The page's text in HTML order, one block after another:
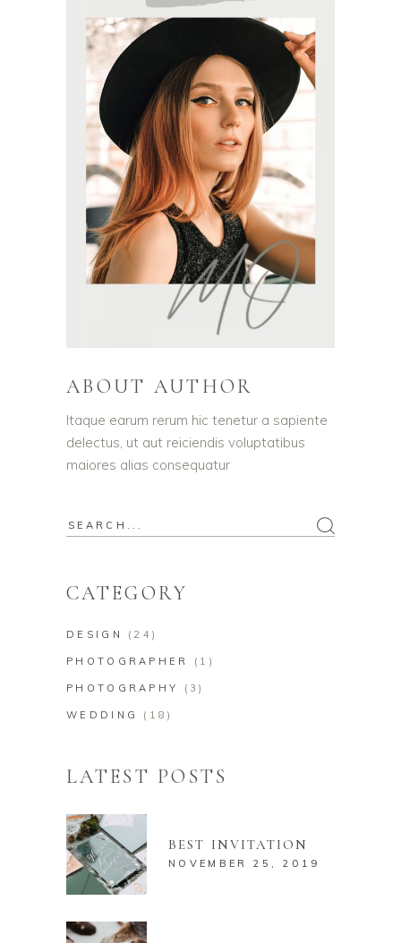
ABOUT AUTHOR
Itaque earum rerum hic tenetur a sapiente
delectus, ut aut reiciendis voluptatibus
maiores alias consequatur
Search
CATEGORY
DESIGN (24)
PHOTOGRAPHER (1)
PHOTOGRAPHY (3)
WEDDING (18)
LATEST POSTS
BEST INVITATION
NOVEMBER 25, 2019